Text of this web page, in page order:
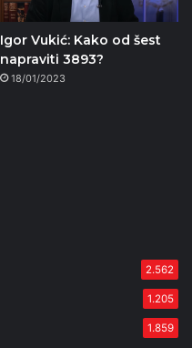
Igor Vukić: Kako od šest
napraviti 3893?
18/01/2023
2.562
1.205
1.859